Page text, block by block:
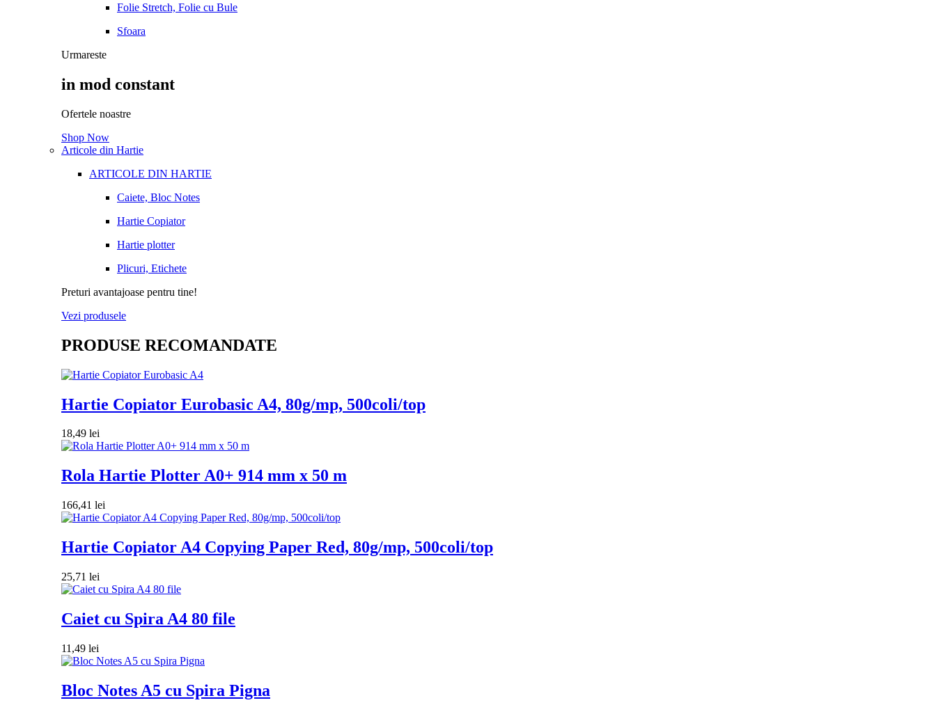
Folie Stretch, Folie cu Bule
Sfoara
Urmareste
in mod constant
Ofertele noastre
Shop Now
Articole din Hartie
ARTICOLE DIN HARTIE
Caiete, Bloc Notes
Hartie Copiator
Hartie plotter
Plicuri, Etichete
Preturi avantajoase pentru tine!
Vezi produsele
PRODUSE RECOMANDATE
Hartie Copiator Eurobasic A4, 80g/mp, 500coli/top
18,49 lei
Rola Hartie Plotter A0+ 914 mm x 50 m
166,41 lei
Hartie Copiator A4 Copying Paper Red, 80g/mp, 500coli/top
25,71 lei
Caiet cu Spira A4 80 file
11,49 lei
Bloc Notes A5 cu Spira Pigna